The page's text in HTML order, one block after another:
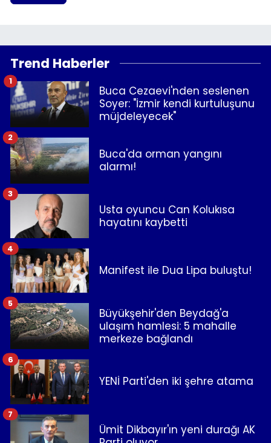
Trend Haberler
Buca Cezaevi'nden seslenen
Soyer: "İzmir kendi kurtuluşunu
müjdeleyecek"
1
Buca'da orman yangını
alarmı!
2
Usta oyuncu Can Kolukısa
hayatını kaybetti
3
Manifest ile Dua Lipa buluştu!
4
Büyükşehir'den Beydağ'a
ulaşım hamlesi: 5 mahalle
merkeze bağlandı
5
YENİ Parti'den iki şehre atama
6
Ümit Dikbayır'ın yeni durağı AK
7